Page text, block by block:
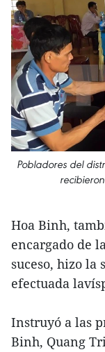
Pobladores del
Hoa Binh,
encargado de
suceso, hizo
efectuada
Instruyó a las
Binh, Quang